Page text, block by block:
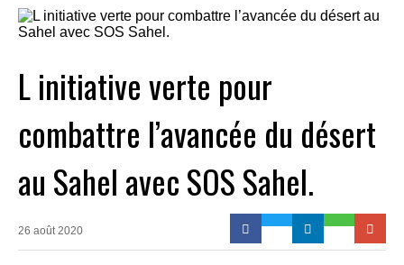
L initiative verte pour
combattre l’avancée du désert
au Sahel avec SOS Sahel.
26 août 2020